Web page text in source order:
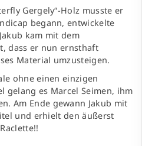
Gergely“-Holz musste er
begann, entwickelte
kam mit dem
dass er nun ernsthaft
Material umzusteigen.
ohne einen einzigen
gelang es Marcel Seimen, ihm
Am Ende gewann Jakub mit
und erhielt den äußerst